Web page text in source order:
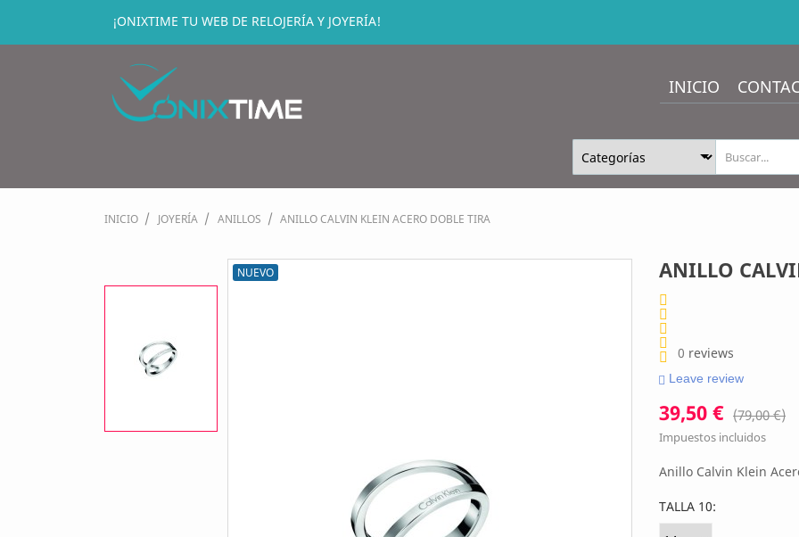
¡ONIXTIME TU WEB DE RELOJERÍA Y JOYERÍA!
INICIO
INICIO JOYERÍA ANILLOS ANILLO CALVIN KLEIN ACERO DOBLE TIRA
NUEVO ANILLO
0 reviews
Leave review
39,50 € (79,00 €)
Impuestos incluidos
Anillo Calvin Klein
TALLA 10: